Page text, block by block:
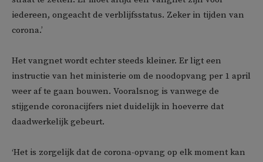
iedereen, ongeacht de verblijfsstatus. Zeker in tijden van
corona.’
Het vangnet wordt echter steeds kleiner. Er ligt een
instructie van het ministerie om de noodopvang per 1 april
weer af te gaan bouwen. Vooralsnog is vanwege de
stijgende coronacijfers niet duidelijk in hoeverre dat
daadwerkelijk gebeurt.
‘Het is zorgelijk dat de corona-opvang op elk moment kan